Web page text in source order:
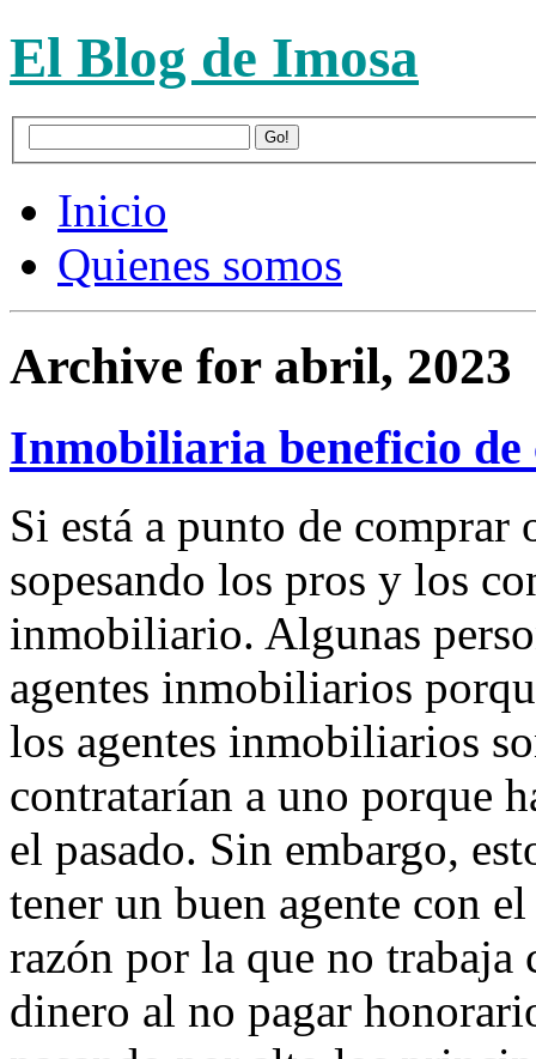
El Blog de Imosa
Inicio
Quienes somos
Archive for abril, 2023
Inmobiliaria beneficio
Si está a punto de comprar
sopesando los pros y los
inmobiliario. Algunas
agentes inmobiliarios
los agentes inmobiliarios
contratarían a uno porque
el pasado. Sin embargo,
tener un buen agente con
razón por la que no trabaja
dinero al no pagar